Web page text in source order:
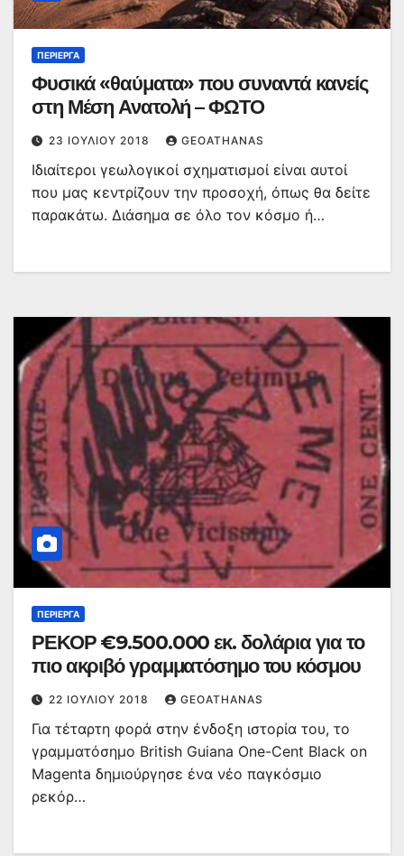
ΠΕΡΊΕΡΓΑ
Φυσικά «θαύματα» που συναντά κανείς
στη Μέση Ανατολή – ΦΩΤΟ
23 ΙΟΥΛΊΟΥ 2018 GEOATHANAS
Iδιαίτεροι γεωλογικοί σχηματισμοί είναι αυτοί
που μας κεντρίζουν την προσοχή, όπως θα δείτε
παρακάτω. Διάσημα σε όλο τον κόσμο ή…
ΠΕΡΊΕΡΓΑ
ΡΕΚΟΡ €9.500.000 εκ. δολάρια για το
πιο ακριβό γραμματόσημο του κόσμου
22 ΙΟΥΛΊΟΥ 2018 GEOATHANAS
Για τέταρτη φορά στην ένδοξη ιστορία του, το
γραμματόσημο British Guiana One-Cent Black on
Magenta δημιούργησε ένα νέο παγκόσμιο
ρεκόρ…